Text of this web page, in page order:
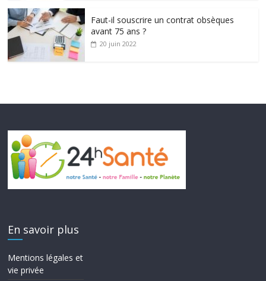
Faut-il souscrire un contrat obsèques
avant 75 ans ?
20 juin 2022
En savoir plus
Mentions légales et
vie privée